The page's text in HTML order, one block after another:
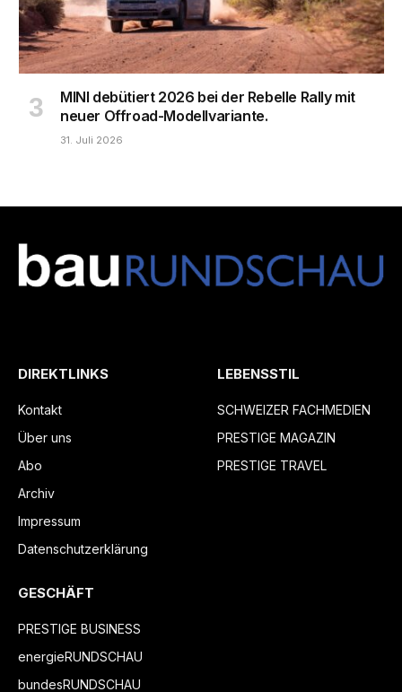
MINI debütiert 2026 bei der Rebelle Rally mit
neuer Offroad-Modellvariante.
31. Juli 2026
DIREKTLINKS
Kontakt
Über uns
Abo
Archiv
Impressum
Datenschutzerklärung
LEBENSSTIL
SCHWEIZER FACHMEDIEN
PRESTIGE MAGAZIN
PRESTIGE TRAVEL
GESCHÄFT
PRESTIGE BUSINESS
energieRUNDSCHAU
bundesRUNDSCHAU